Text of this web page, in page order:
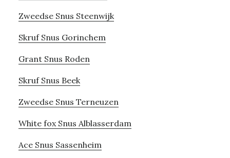
Zweedse Snus Steenwijk
Skruf Snus Gorinchem
Grant Snus Roden
Skruf Snus Beek
Zweedse Snus Terneuzen
White fox Snus Alblasserdam
Ace Snus Sassenheim